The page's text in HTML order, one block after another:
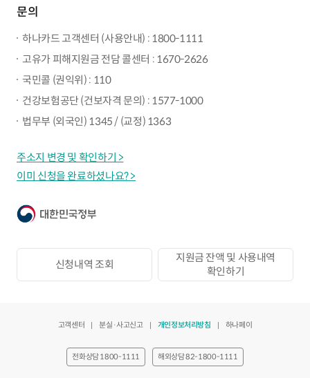
문의
하나카드 고객센터 (사용안내) : 1800-1111
고유가 피해지원금 전담 콜센터 : 1670-2626
국민콜 (권익위) : 110
건강보험공단 (건보자격 문의) : 1577-1000
법무부 (외국인) 1345 / (교정) 1363
주소지 변경 및 확인하기 >
이미 신청을 완료하셨나요? >
신청내역 조회
지원금 잔액 및 사용내역
확인하기
고객센터 분실·사고신고 개인정보처리방침 하나페이
전화상담 1800-1111 해외상담 82-1800-1111